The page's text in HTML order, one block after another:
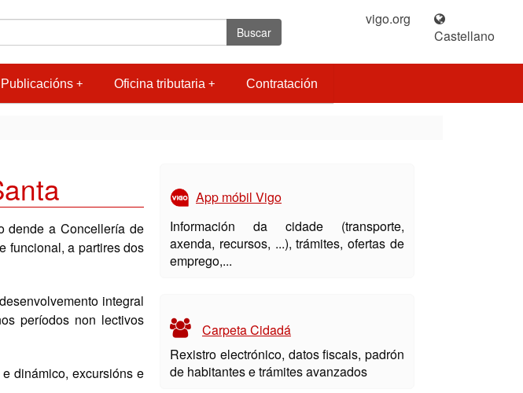
Buscar
vigo.org
Castellano
Publicacións Oficina tributaria Contratación
dende a Concellería de
funcional, a partires dos
integral
períodos non lectivos
dinámico, excursións e
App móbil Vigo
Información da cidade (transporte,
axenda, recursos, ...), trámites, ofertas de
emprego,...
Carpeta Cidadá
Rexistro electrónico, datos fiscais, padrón
de habitantes e trámites avanzados